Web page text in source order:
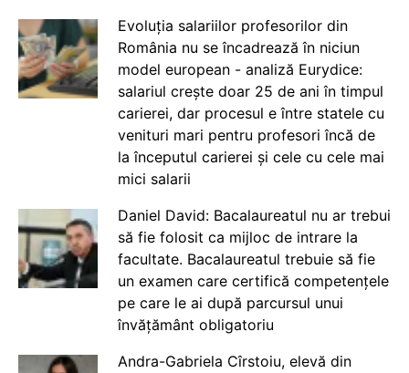
Evoluția salariilor profesorilor din
România nu se încadrează în niciun
model european - analiză Eurydice:
salariul crește doar 25 de ani în timpul
carierei, dar procesul e între statele cu
venituri mari pentru profesori încă de
la începutul carierei și cele cu cele mai
mici salarii
Daniel David: Bacalaureatul nu ar trebui
să fie folosit ca mijloc de intrare la
facultate. Bacalaureatul trebuie să fie
un examen care certifică competențele
pe care le ai după parcursul unui
învățământ obligatoriu
Andra-Gabriela Cîrstoiu, elevă din